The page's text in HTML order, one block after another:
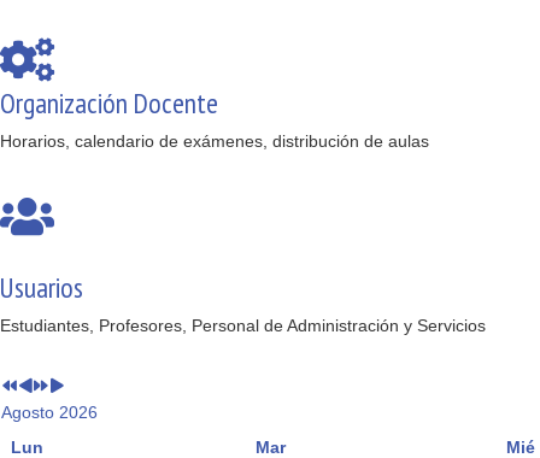
Organización Docente
Horarios, calendario de exámenes, distribución de aulas
Usuarios
Estudiantes, Profesores, Personal de Administración y Servicios
Agosto 2026
Lun
Mar Mié